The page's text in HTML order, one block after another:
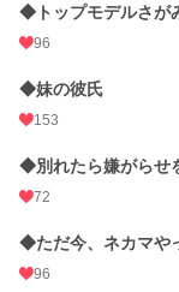
◆トップモデルさが
96
◆妹の彼氏
153
◆別れたら嫌がらせ
72
◆ただ今、ネカマや
96